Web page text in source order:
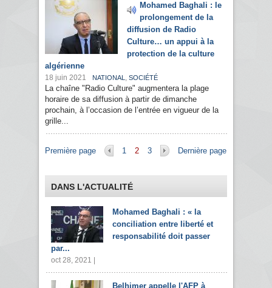
Mohamed Baghali : le
prolongement de la
diffusion de Radio
Culture… un appui à la
protection de la culture
algérienne
18 juin 2021 NATIONAL , SOCIÉTÉ
La chaîne "Radio Culture" augmentera la plage
horaire de sa diffusion à partir de dimanche
prochain, à l’occasion de l’entrée en vigueur de la
grille...
Pages
Première page 1 2 3 Dernière page
DANS L'ACTUALITÉ
Mohamed Baghali : « la
conciliation entre liberté et
responsabilité doit passer
par...
oct 28, 2021 |
Belhimer appelle l'AFP à